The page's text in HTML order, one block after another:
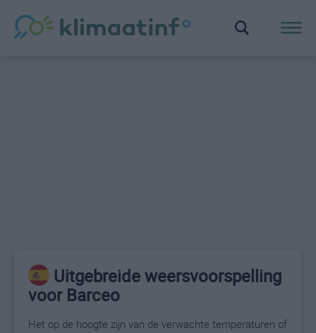
Uitgebreide weersvoorspelling
voor Barceo
Het op de hoogte zijn van de verwachte temperaturen of